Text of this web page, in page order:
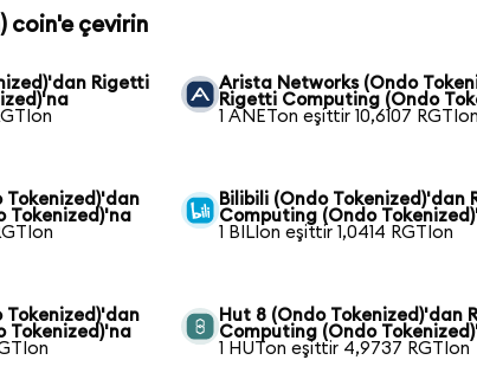
coin'e çevirin
Rigetti
Arista Networks (Ondo
Rigetti Computing (Ondo
1 ANETon eşittir 10,6107 RGTIon
Tokenized)'dan
Tokenized)'na
Bilibili (Ondo Tokenized)'dan
Computing (Ondo
1 BILIon eşittir 1,0414 RGTIon
Tokenized)'dan
Tokenized)'na
Hut 8 (Ondo Tokenized)'dan
Computing (Ondo
1 HUTon eşittir 4,9737 RGTIon